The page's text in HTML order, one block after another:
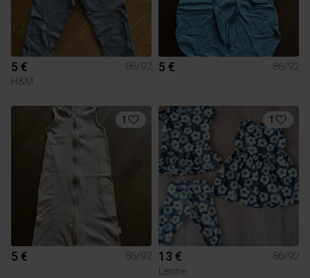
5 €
86/92
H&M
5 € 86/92
1
5 € 86/92
1
13 €
86/92
Lenne